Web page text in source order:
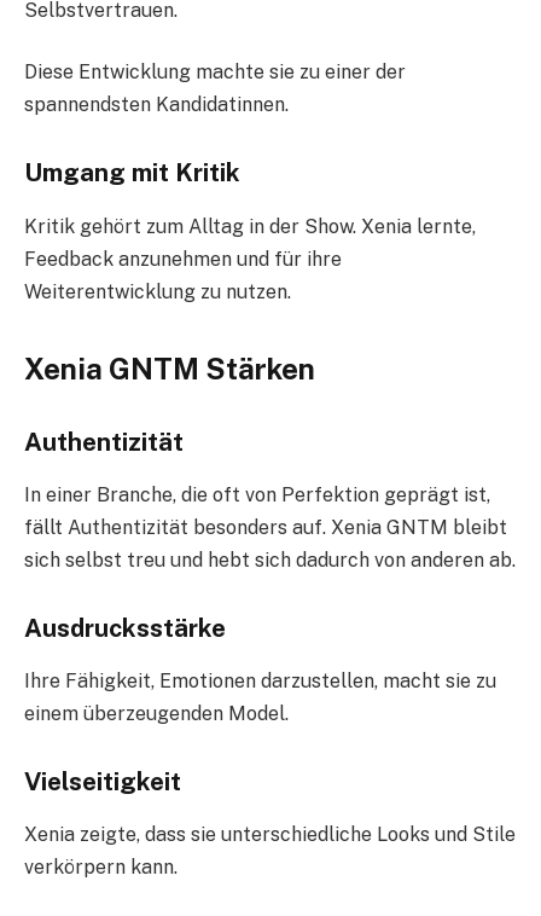
Selbstvertrauen.
Diese Entwicklung machte sie zu einer der
spannendsten Kandidatinnen.
Umgang mit Kritik
Kritik gehört zum Alltag in der Show. Xenia lernte,
Feedback anzunehmen und für ihre
Weiterentwicklung zu nutzen.
Xenia GNTM Stärken
Authentizität
In einer Branche, die oft von Perfektion geprägt ist,
fällt Authentizität besonders auf. Xenia GNTM bleibt
sich selbst treu und hebt sich dadurch von anderen ab.
Ausdrucksstärke
Ihre Fähigkeit, Emotionen darzustellen, macht sie zu
einem überzeugenden Model.
Vielseitigkeit
Xenia zeigte, dass sie unterschiedliche Looks und Stile
verkörpern kann.